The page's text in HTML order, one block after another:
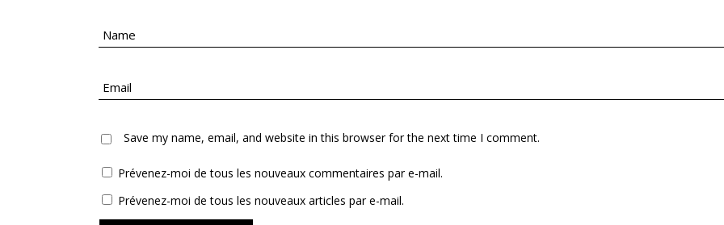
Save my name, email, and website in this browser for the next time I comment.
Prévenez-moi de tous les nouveaux commentaires par e-mail.
Prévenez-moi de tous les nouveaux articles par e-mail.